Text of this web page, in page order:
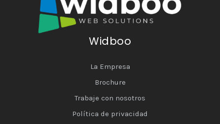
Widboo
La Empresa
Brochure
Trabaje con nosotros
Política de privacidad